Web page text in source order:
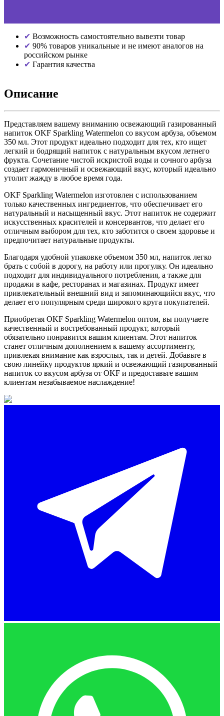
Возможность самостоятельно вывезти товар
90% товаров уникальные и не имеют аналогов на
российском рынке
Гарантия качества
Описание
Представляем вашему вниманию освежающий газированный
напиток OKF Sparkling Watermelon со вкусом арбуза, объемом
350 мл. Этот продукт идеально подходит для тех, кто ищет
легкий и бодрящий напиток с натуральным вкусом летнего
фрукта. Сочетание чистой искристой воды и сочного арбуза
создает гармоничный и освежающий вкус, который идеально
утолит жажду в любое время года.
OKF Sparkling Watermelon изготовлен с использованием
только качественных ингредиентов, что обеспечивает его
натуральный и насыщенный вкус. Этот напиток не содержит
искусственных красителей и консервантов, что делает его
отличным выбором для тех, кто заботится о своем здоровье и
предпочитает натуральные продукты.
Благодаря удобной упаковке объемом 350 мл, напиток легко
брать с собой в дорогу, на работу или прогулку. Он идеально
подходит для индивидуального потребления, а также для
продажи в кафе, ресторанах и магазинах. Продукт имеет
привлекательный внешний вид и запоминающийся вкус, что
делает его популярным среди широкого круга покупателей.
Приобретая OKF Sparkling Watermelon оптом, вы получаете
качественный и востребованный продукт, который
обязательно понравится вашим клиентам. Этот напиток
станет отличным дополнением к вашему ассортименту,
привлекая внимание как взрослых, так и детей. Добавьте в
свою линейку продуктов яркий и освежающий газированный
напиток со вкусом арбуза от OKF и предоставьте вашим
клиентам незабываемое наслаждение!